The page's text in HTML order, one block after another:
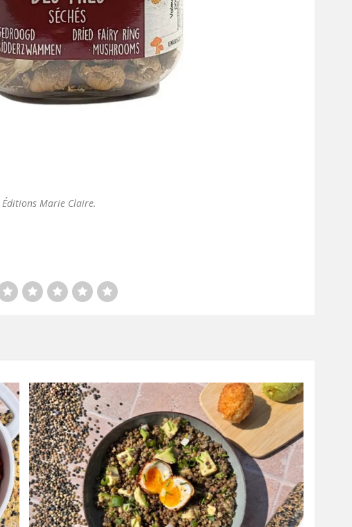
Marie Claire.